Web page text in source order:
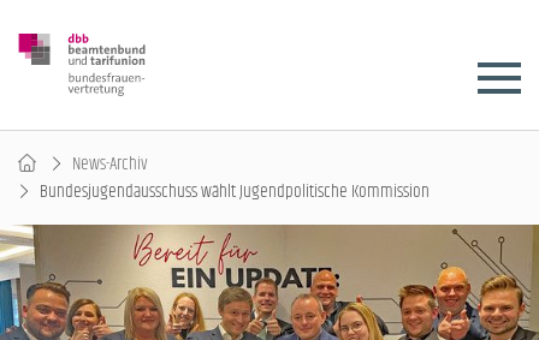
News-Archiv
Bundesjugendausschuss wählt Jugendpolitische Kommission